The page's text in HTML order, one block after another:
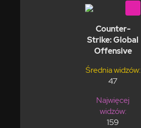
Counter-
Strike: Global
Offensive
Średnia widzów:
47
Najwięcej
widzów:
159